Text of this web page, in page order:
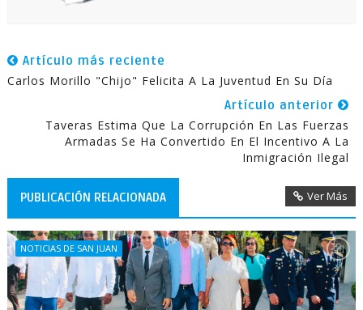
Artículo más reciente
Carlos Morillo "Chijo" Felicita A La Juventud En Su Día
Artículo anterior
Taveras Estima Que La Corrupción En Las Fuerzas
Armadas Se Ha Convertido En El Incentivo A La
Inmigración Ilegal
PUBLICACIÓN RELACIONADA Ver Más
NOTICIAS DE SAN JUAN